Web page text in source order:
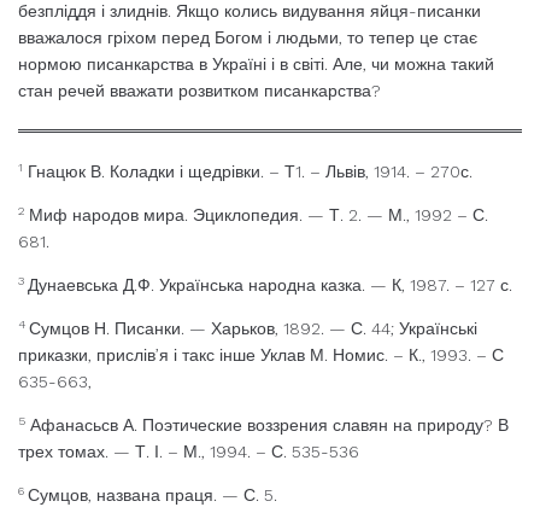
безпліддя і злиднів. Якщо колись видування яйця-писанки
вважалося гріхом перед Богом і лю­дьми, то тепер це стає
нормою писанкарства в Україні і в світі. Але, чи можна такий
стан речей вважати розвитком писанкарства?
1 Гнацюк В. Коладки і щедрівки. – Т1. – Львів, 1914. – 270с.
2 Миф народов мира. Эциклопедия. — Т. 2. — М., 1992 – С.
681.
3 Дунаевська Д.Ф. Українська народна казка. — К, 1987. – 127 с.
4 Сумцов Н. Писанки. — Харьков, 1892. — С. 44; Укра­їнські
приказки, прислів’я і такс інше Уклав М. Номис. – К., 1993. – С
635-663,
5 Афанасьсв А. Поэтические воззрения славян на при­роду? В
трех томах. — Т. І. – М., 1994. – С. 535-536
6 Сумцов, названа праця. — С. 5.